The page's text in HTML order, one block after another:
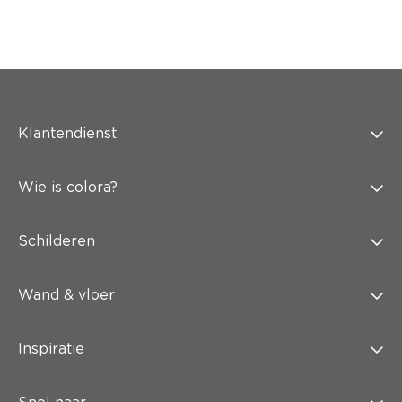
Klantendienst
Wie is colora?
Schilderen
Wand & vloer
Inspiratie